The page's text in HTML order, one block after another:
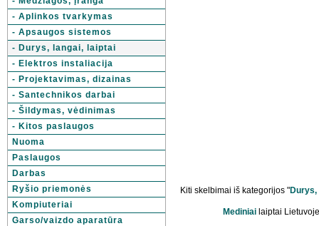
- Aplinkos tvarkymas
- Apsaugos sistemos
- Durys, langai, laiptai
- Elektros instaliacija
- Projektavimas, dizainas
- Santechnikos darbai
- Šildymas, vėdinimas
- Kitos paslaugos
Nuoma
Paslaugos
Darbas
Ryšio priemonės
Kompiuteriai
Garso/vaizdo aparatūra
Kiti skelbimai iš kategorijos "Durys,
Mediniai laiptai Lietuvoje